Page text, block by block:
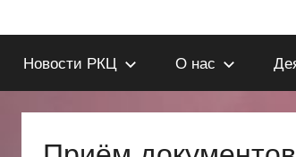
北
京
КУЛЬТУРНЫЙ
ЦЕНТР
ПЕКИНЕ
Новости РКЦ О нас